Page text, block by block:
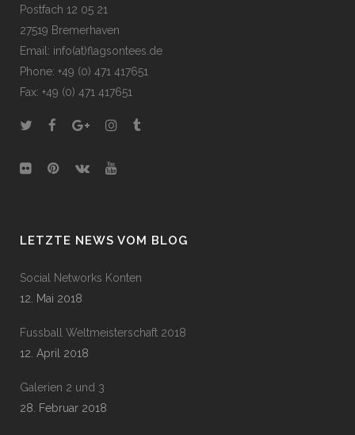
Postfach 12 05 21
27519 Bremerhaven
Email: info(at)flagsontees.de
Phone: +49 (0) 471 417651
Fax: +49 (0) 471 417651
LETZTE NEWS VOM BLOG
Social Networks Konten
12. Mai 2018
Fussball Weltmeisterschaft 2018
12. April 2018
Galerien 2 und 3
28. Februar 2018